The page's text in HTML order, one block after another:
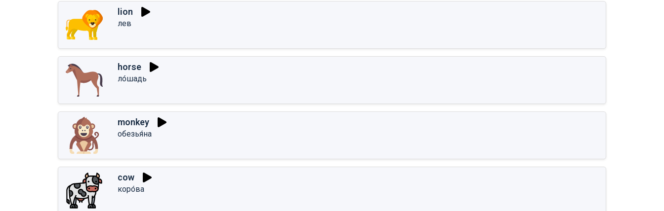
lion
лев
horse
ло́шадь
monkey
обезья́на
cow
коро́ва